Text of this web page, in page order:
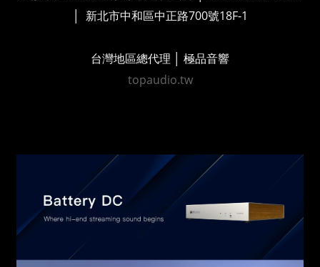
│ 新北市中和區中正路700號18F-1
台灣地區總代理 │ 極品音響
topaudio.tw